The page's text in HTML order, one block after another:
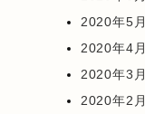
2020年5月
2020年4月
2020年3月
2020年2月